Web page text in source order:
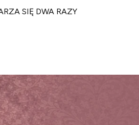
SIĘ DWA RAZY